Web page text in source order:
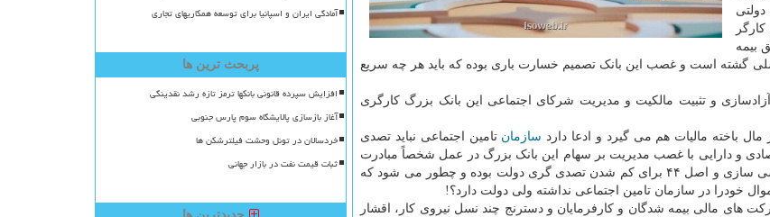
حق بیمه
گشته است و غصب این بانک تصمیم خسارت باری بوده که باید هر چه سریع
و تثبیت مالکیت و مدیریت شرکای اجتماعی این بانک بزرگ کارگری
باخته مالیات هم می گیرد و ادعا دارد سازمان تامین اجتماعی نباید تصدی
و دارایی با غصب مدیریت بر سهام این بانک بزرگ در عمل شخصاً مبادرت
به بنگاه داری و تصدی گری کرده است و اساساً سیاستهای خصوصی سازی و اصل ۴۴ برای کم شدن تصدی گری دولت بوده و چطور می شود که
خودرا در سازمان تامین اجتماعی نداشته ولی دولت دارد؟!
های مالی بیمه شدگان و کارفرمایان و دسترنج چند نسل نیروی کار، اقشار
آمادگی ایران و اسپانیا برای توسعه همکاریهای تجاری
پربحث ترین ها
افزایش سپرده قانونی بانکها ترمز تازه رشد نقدینگی
آغاز بازسازی پالایشگاه سوم پارس جنوبی
خردسالان در تونل وحشت فیلترشکن ها
ثبات قیمت نفت در بازار جهانی